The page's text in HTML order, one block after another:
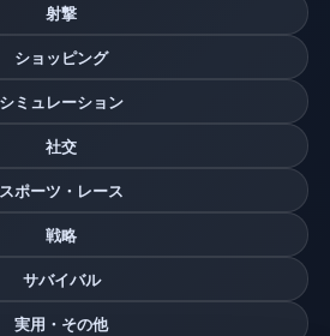
射撃
ショッピング
シミュレーション
社交
スポーツ・レース
戦略
サバイバル
実用・その他